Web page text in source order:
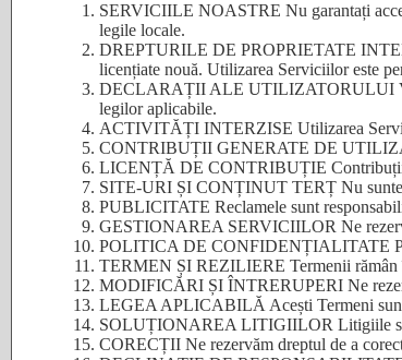
SERVICIILE NOASTRE Nu garantați
legile locale.
DREPTURILE DE PROPRIETATE
licențiate nouă. Utilizarea Serviciilor este
DECLARAȚII ALE UTILIZATORULUI Vă
legilor aplicabile.
ACTIVITĂȚI INTERZISE Utilizarea
CONTRIBUȚII GENERATE DE
LICENȚĂ DE CONTRIBUȚIE
SITE-URI ȘI CONȚINUT TERȚ Nu
PUBLICITATE Reclamele sunt
GESTIONAREA SERVICIILOR Ne
POLITICA DE CONFIDENȚIALITATE
TERMEN ȘI REZILIERE Termenii rămân
MODIFICĂRI ȘI ÎNTRERUPERI Ne
LEGEA APLICABILĂ Acești Termeni
SOLUȚIONAREA LITIGIILOR Litigiile se
CORECȚII Ne rezervăm dreptul de a